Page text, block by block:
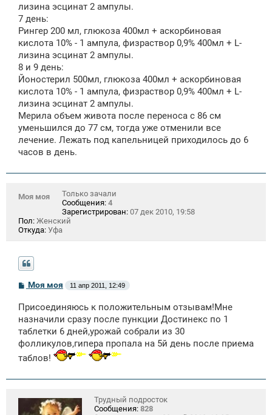
лизина эсцинат 2 ампулы.
7 день:
Рингер 200 мл, глюкоза 400мл + аскорбиновая
кислота 10% - 1 ампула, физраствор 0,9% 400мл + L-
лизина эсцинат 2 ампулы.
8 и 9 день:
Йоностерил 500мл, глюкоза 400мл + аскорбиновая
кислота 10% - 1 ампула, физраствор 0,9% 400мл + L-
лизина эсцинат 2 ампулы.
Мерила объем живота после переноса с 86 см
уменьшился до 77 см, тогда уже отменили все
лечение. Лежать под капельницей приходилось до 6
часов в день.
Моя моя
Только зачали
Сообщения: 4
Зарегистрирован: 07 дек 2010, 19:58
Пол: Женский
Откуда: Уфа
С
о
б
щ
н
и
Моя моя 11 апр 2011, 12:49
Присоединяюсь к положительным отзывам!Мне
назначили сразу после пункции Достинекс по 1
таблетки 6 дней,урожай собрали из 30
фолликулов,гипера пропала на 5й день после приема
таблов!
Трудный подросток
Сообщения: 828